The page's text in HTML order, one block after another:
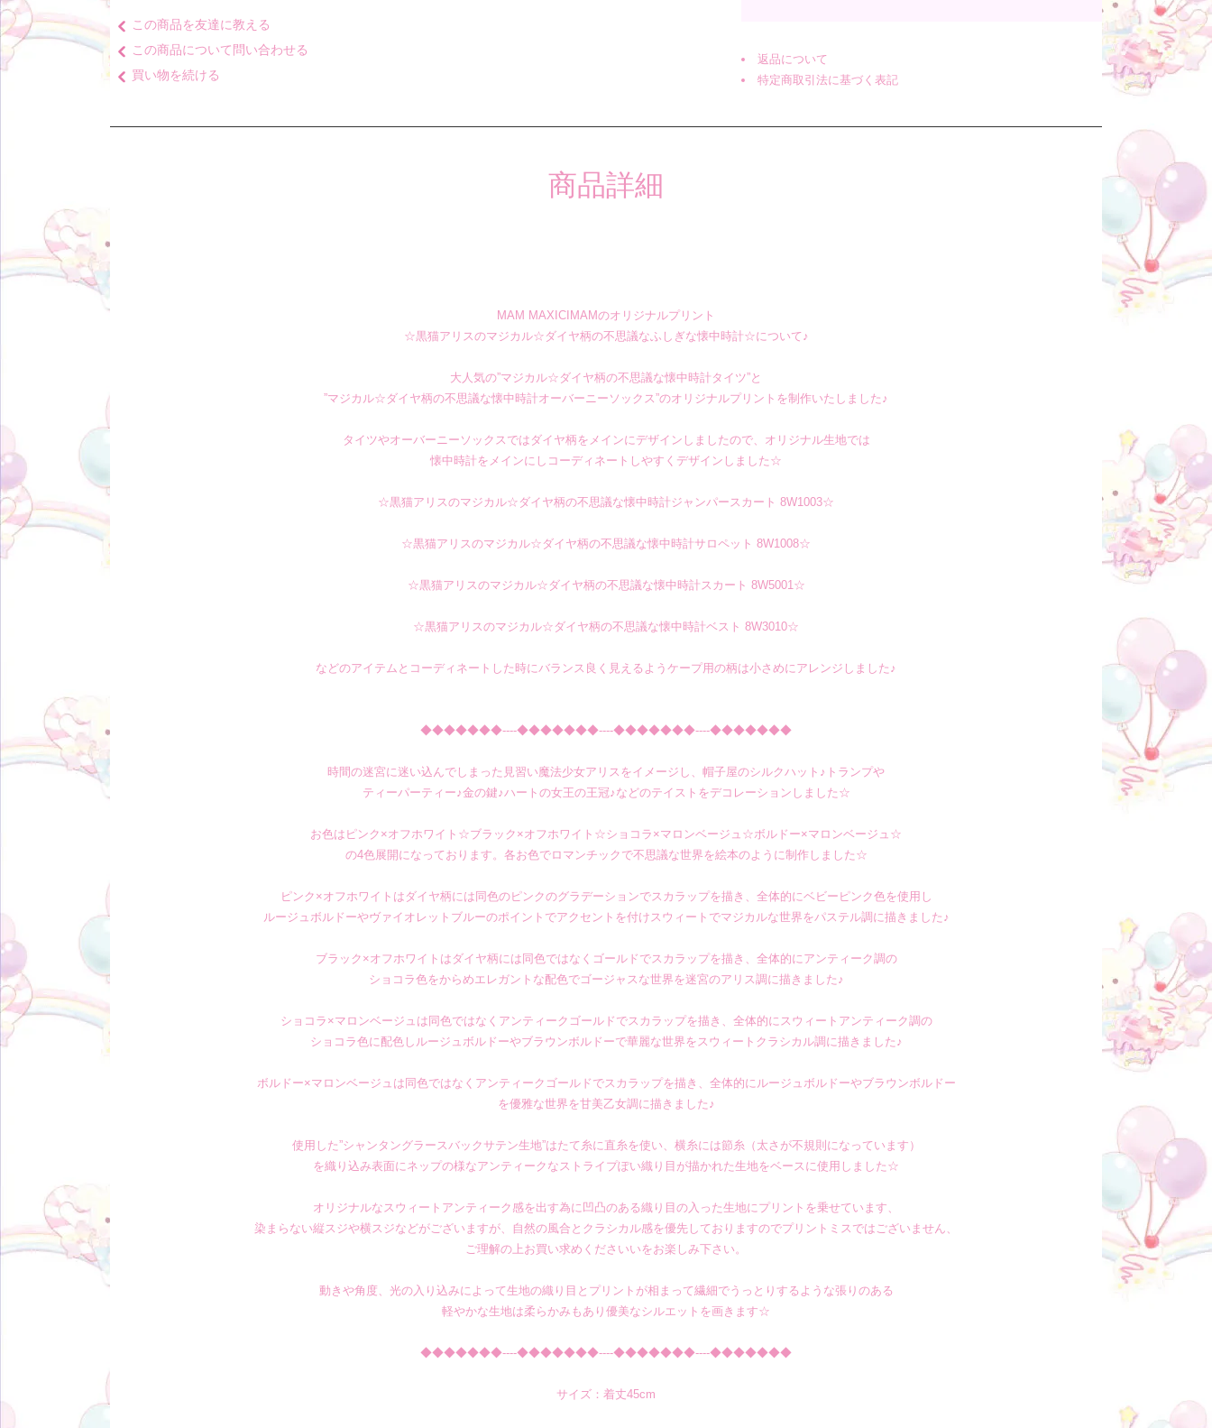
返品について
特定商取引法に基づく表記
この商品を友達に教える
この商品について問い合わせる
買い物を続ける
商品詳細
MAM MAXICIMAMのオリジナルプリント
☆黒猫アリスのマジカル☆ダイヤ柄の不思議なふしぎな懐中時計☆について♪
大人気の”マジカル☆ダイヤ柄の不思議な懐中時計タイツ”と
”マジカル☆ダイヤ柄の不思議な懐中時計オーバーニーソックス”のオリジナルプリントを制作いたしました♪
タイツやオーバーニーソックスではダイヤ柄をメインにデザインしましたので、オリジナル生地では
懐中時計をメインにしコーディネートしやすくデザインしました☆
☆黒猫アリスのマジカル☆ダイヤ柄の不思議な懐中時計ジャンパースカート 8W1003☆
☆黒猫アリスのマジカル☆ダイヤ柄の不思議な懐中時計サロペット 8W1008☆
☆黒猫アリスのマジカル☆ダイヤ柄の不思議な懐中時計スカート 8W5001☆
☆黒猫アリスのマジカル☆ダイヤ柄の不思議な懐中時計ベスト 8W3010☆
などのアイテムとコーディネートした時にバランス良く見えるようケープ用の柄は小さめにアレンジしました♪
◆◆◆◆◆◆◆----◆◆◆◆◆◆◆----◆◆◆◆◆◆◆----◆◆◆◆◆◆◆
時間の迷宮に迷い込んでしまった見習い魔法少女アリスをイメージし、帽子屋のシルクハット♪トランプや
ティーパーティー♪金の鍵♪ハートの女王の王冠♪などのテイストをデコレーションしました☆
お色はピンク×オフホワイト☆ブラック×オフホワイト☆ショコラ×マロンベージュ☆ボルドー×マロンベージュ☆
の4色展開になっております。各お色でロマンチックで不思議な世界を絵本のように制作しました☆
ピンク×オフホワイトはダイヤ柄には同色のピンクのグラデーションでスカラップを描き、全体的にベビーピンク色を使用し
ルージュボルドーやヴァイオレットブルーのポイントでアクセントを付けスウィートでマジカルな世界をパステル調に描きました♪
ブラック×オフホワイトはダイヤ柄には同色ではなくゴールドでスカラップを描き、全体的にアンティーク調の
ショコラ色をからめエレガントな配色でゴージャスな世界を迷宮のアリス調に描きました♪
ショコラ×マロンベージュは同色ではなくアンティークゴールドでスカラップを描き、全体的にスウィートアンティーク調の
ショコラ色に配色しルージュボルドーやブラウンボルドーで華麗な世界をスウィートクラシカル調に描きました♪
ボルドー×マロンベージュは同色ではなくアンティークゴールドでスカラップを描き、全体的にルージュボルドーやブラウンボルドー
を優雅な世界を甘美乙女調に描きました♪
使用した”シャンタングラースバックサテン生地”はたて糸に直糸を使い、横糸には節糸（太さが不規則になっています）
を織り込み表面にネップの様なアンティークなストライプぽい織り目が描かれた生地をベースに使用しました☆
オリジナルなスウィートアンティーク感を出す為に凹凸のある織り目の入った生地にプリントを乗せています、
染まらない縦スジや横スジなどがございますが、自然の風合とクラシカル感を優先しておりますのでプリントミスではございません、
ご理解の上お買い求めくださいいをお楽しみ下さい。
動きや角度、光の入り込みによって生地の織り目とプリントが相まって繊細でうっとりするような張りのある
軽やかな生地は柔らかみもあり優美なシルエットを画きます☆
◆◆◆◆◆◆◆----◆◆◆◆◆◆◆----◆◆◆◆◆◆◆----◆◆◆◆◆◆◆
サイズ：着丈45cm